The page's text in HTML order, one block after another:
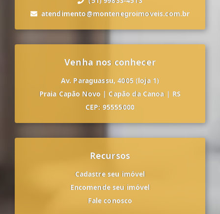
atendimento@montenegroimoveis.com.br
Venha nos conhecer
Av. Paraguassu, 4005 (loja 1)
Praia Capão Novo | Capão da Canoa | RS
CEP: 95555000
Recursos
Cadastre seu imóvel
Encomende seu imóvel
Fale conosco